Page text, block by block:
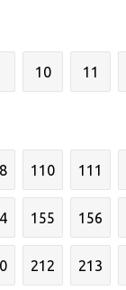
10 11
110 111
155 156
212 213